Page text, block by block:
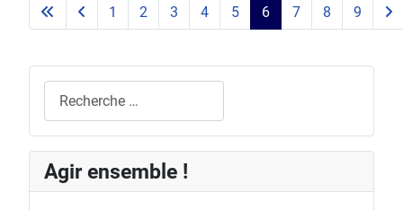
1 2 3 4 5 6 7 8 9
Agir ensemble !